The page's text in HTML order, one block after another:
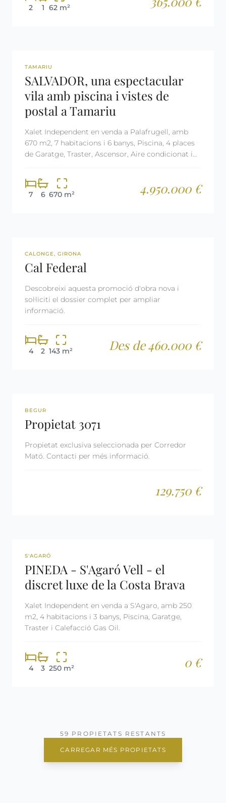
2 1 62 m²
REF: 3030
TAMARIU
SALVADOR, una espectacular
vila amb piscina i vistes de
postal a Tamariu
Xalet Independent en venda a Palafrugell, amb
670 m2, 7 habitacions i 6 banys, Piscina, 4 places
de Garatge, Traster, Ascensor, Aire condicionat i
7 6 670 m² 4.950.000 €
OBRA NOVA
CALONGE, GIRONA
Cal Federal
Descobreixi aquesta promoció d'obra nova i
sol·liciti el dossier complet per ampliar
informació.
4 2 143 m² Des de 460.000 €
REF: 3071
BEGUR
Propietat 3071
Propietat exclusiva seleccionada per Corredor
Mató. Contacti per més informació.
129.750 €
REF: 1997
S'AGARÓ
PINEDA - S'Agaró Vell - el
discret luxe de la Costa Brava
Xalet Independent en venda a S'Agaro, amb 250
m2, 4 habitacions i 3 banys, Piscina, Garatge,
Traster i Calefacció Gas Oil.
4 3 250 m² 0 €
59 PROPIETATS RESTANTS
CARREGAR MÉS PROPIETATS